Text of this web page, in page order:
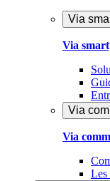
Via
Via
Via
Via
Les